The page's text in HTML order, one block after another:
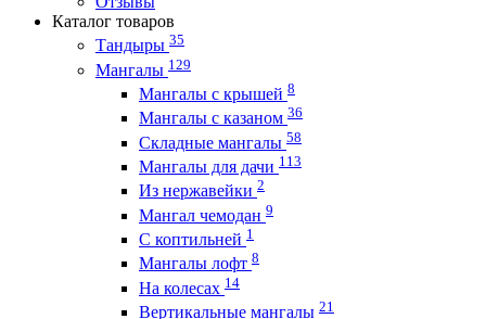
Каталог товаров
Тандыры 35
Мангалы 129
Мангалы с крышей 8
Мангалы с казаном 36
Складные мангалы 58
Мангалы для дачи 113
Из нержавейки 2
Мангал чемодан 9
С коптильней 1
Мангалы лофт 8
На колесах 14
Вертикальные мангалы 21